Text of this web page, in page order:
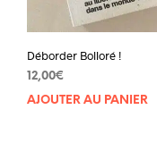
Déborder Bolloré !
12,00€
AJOUTER AU PANIER